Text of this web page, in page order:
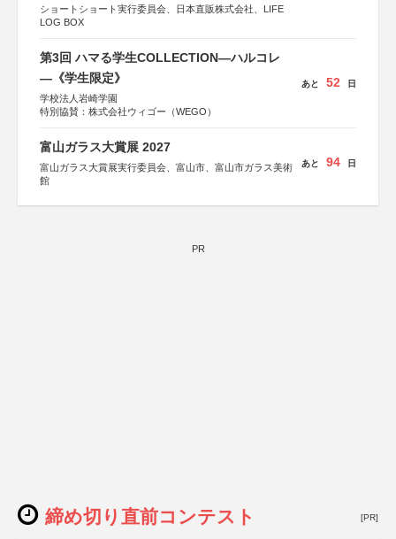
ショートショート実行委員会、日本直販株式会社、LIFE
LOG BOX
第3回 ハマる学生COLLECTION―ハルコレ
―《学生限定》
学校法人岩崎学園
特別協賛：株式会社ウィゴー（WEGO）
あと 52 日
富山ガラス大賞展 2027
富山ガラス大賞展実行委員会、富山市、富山市ガラス美術
館
あと 94 日
PR
締め切り直前コンテスト [PR]